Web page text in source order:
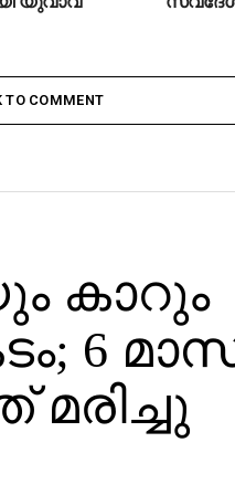
TO COMMENT
കാറും
6